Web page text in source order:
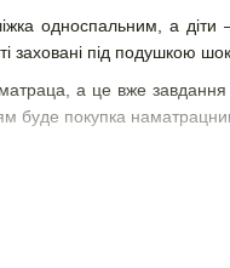
односпальним, а
заховані під подушкою
матраца, а це вже
буде покупка